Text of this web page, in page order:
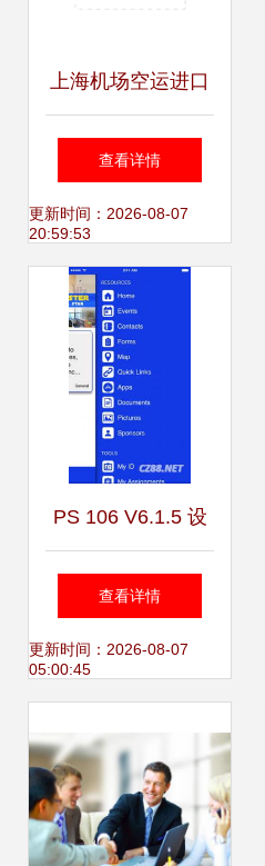
上海机场空运进口
二手模具清关代理
公司图片_高清图
查看详情
更新时间：2026-08-07
20:59:53
PS 106 V6.1.5 设
计服务 高效与人性
化的融合
查看详情
更新时间：2026-08-07
05:00:45